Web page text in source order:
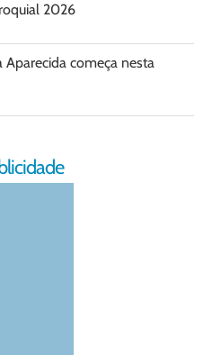
2026
Aparecida começa nesta